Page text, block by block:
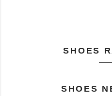
SHOES
SHOES